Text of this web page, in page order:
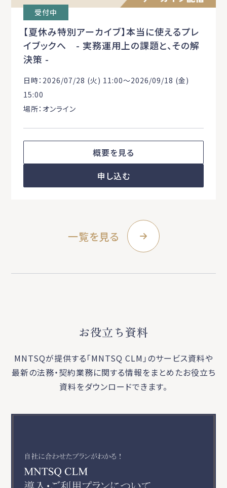
受付中
【夏休み特別アーカイブ】本当に使えるプレ
イブックへ - 実務運用上の課題と、その解
決策 -
日時：2026/07/28 (火) 11:00〜2026/09/18 (金)
15:00
場所：オンライン
概要を見る
申し込む
一覧を見る
お役立ち資料
MNTSQが提供する「MNTSQ CLM」のサービス資料や
最新の法務・契約業務に関する情報をまとめたお役立ち
資料をダウンロードできます。